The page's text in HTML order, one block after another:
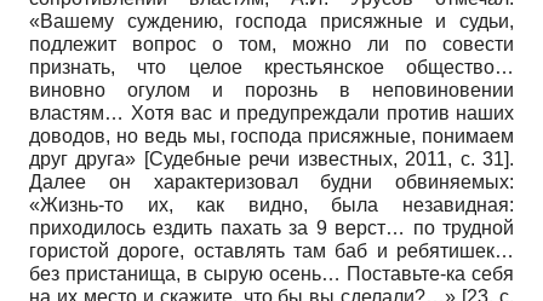
«Вашему суждению, господа присяжные и судьи,
подлежит вопрос о том, можно ли по совести
признать, что целое крестьянское общество…
виновно огулом и порознь в неповиновении
властям… Хотя вас и предупреждали против наших
доводов, но ведь мы, господа присяжные, понимаем
друг друга» [Судебные речи известных, 2011, с. 31].
Далее он характеризовал будни обвиняемых:
«Жизнь-то их, как видно, была незавидная:
приходилось ездить пахать за 9 верст… по трудной
гористой дороге, оставлять там баб и ребятишек…
без пристанища, в сырую осень… Поставьте-ка себя
на их место и скажите, что бы вы сделали?…» [23, с.